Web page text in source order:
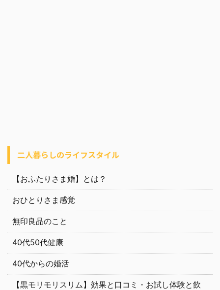
二人暮らしのライフスタイル
【おふたりさま婚】とは？
おひとりさま感覚
無印良品のこと
40代50代健康
40代からの婚活
【黒モリモリスリム】効果と口コミ・お試し体験と飲